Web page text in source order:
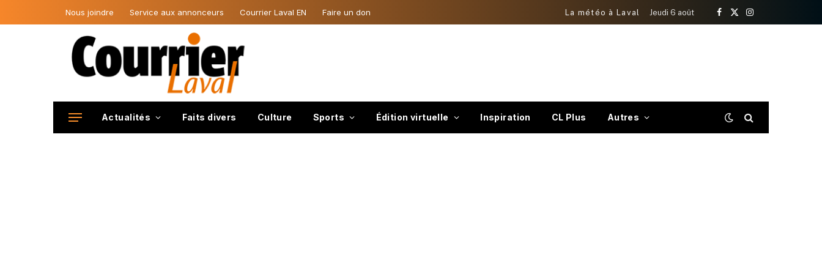
Nous joindre Service aux annonceurs Courrier Laval EN Faire un don La météo à Laval Jeudi 6 août
Facebook
X
Instagram
Actualités Faits divers Culture Sports Édition virtuelle Inspiration CL Plus Autres